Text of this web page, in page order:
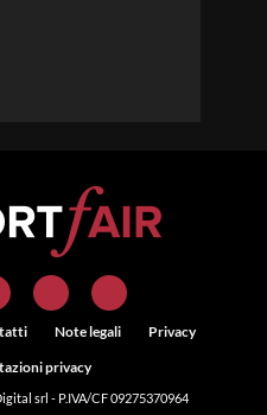
Note legali
Privacy
privacy
srl - P.IVA/CF 09275370964